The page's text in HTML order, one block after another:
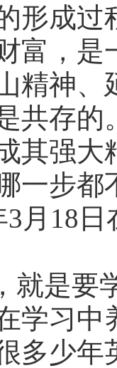
形成过
富，是
精神、
共存的
其强大
一步都
3月18
就是要
学习中
多少